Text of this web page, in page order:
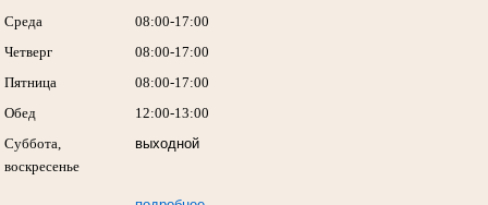
Среда
08:00-17:00
Четверг
08:00-17:00
Пятница
08:00-17:00
Обед
12:00-13:00
Суббота,
воскресенье
выходной